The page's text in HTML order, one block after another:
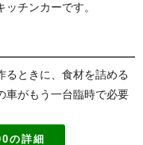
チンカーです。
るときに、食材を詰める
車がもう一台臨時で必要
の詳細